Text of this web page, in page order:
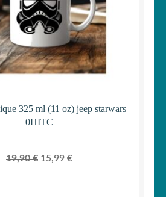
325 ml (11 oz) jeep starwars –
0HITC
19,90€ Le
15,99 €Le